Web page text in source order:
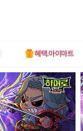
혜택.아이마트